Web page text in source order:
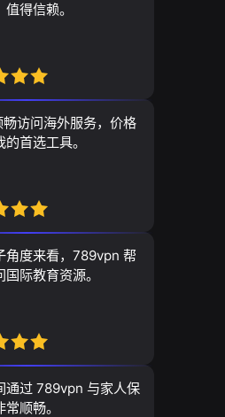
得信赖。
访问海外服务，价格
首选工具。
角度来看，789vpn 帮
际教育资源。
通过 789vpn 与家人保
顺畅。